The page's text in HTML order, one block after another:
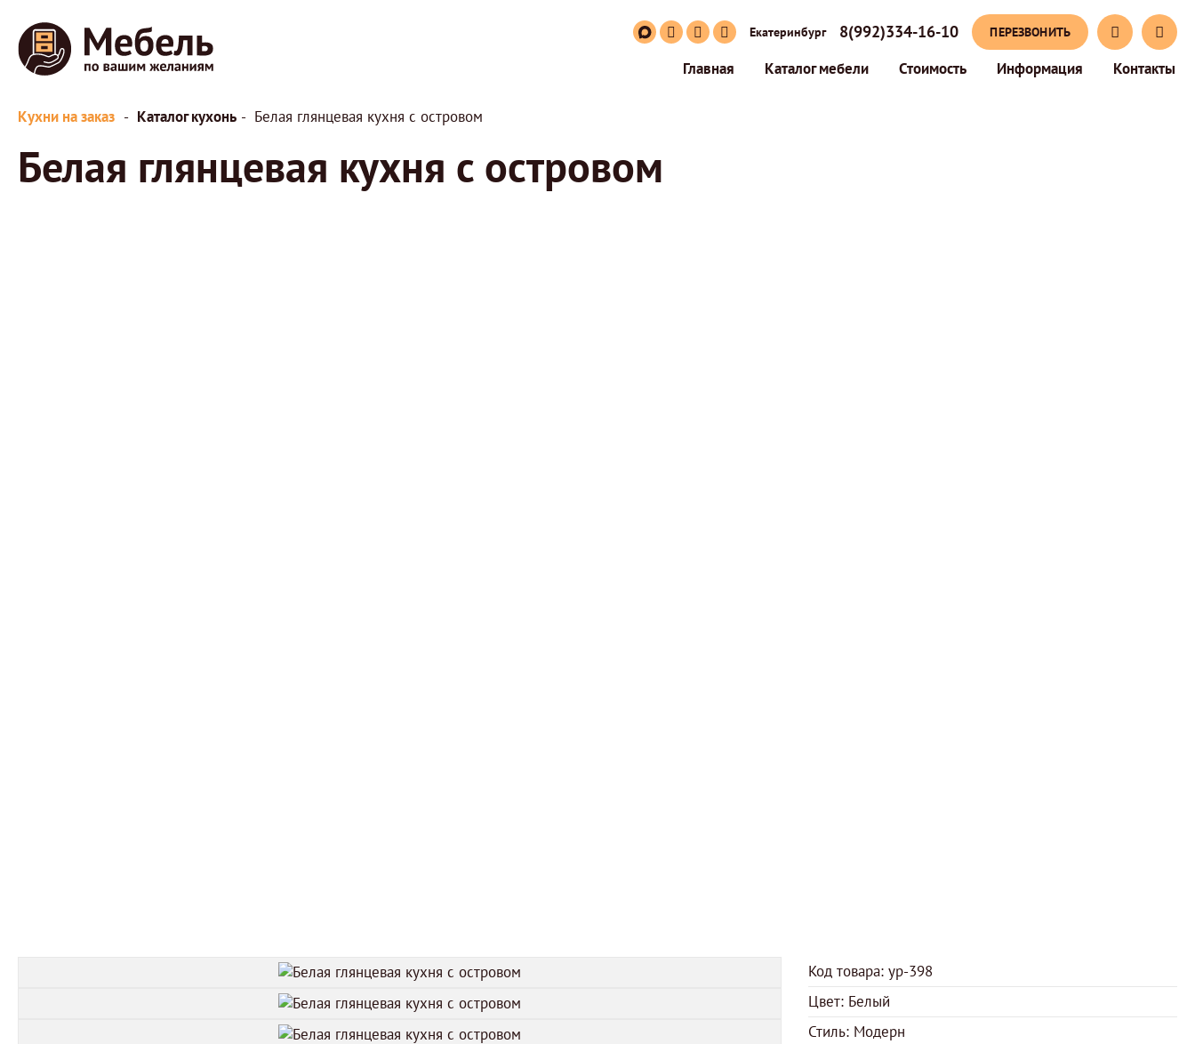
Екатеринбург 8(992)334-16-10 ПЕРЕЗВОНИТЬ
Главная Каталог мебели Стоимость Информация Контакты
Кухни на заказ Каталог кухонь Белая глянцевая кухня с островом
Белая глянцевая кухня с островом
Код товара: ур-398
Цвет: Белый
Стиль: Модерн